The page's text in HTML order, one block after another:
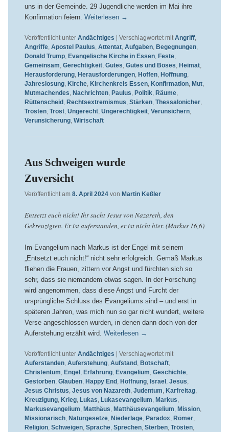
uns in der Gemeinde. 29 Jugendliche werden im Mai ihre
Konfirmation feiern. Weiterlesen →
Veröffentlicht unter Andächtiges | Verschlagwortet mit Angriff,
Angriffe, Apostel Paulus, Attentat, Aufgaben, Begegnungen,
Donald Trump, Evangelische Kirche in Essen, Feste,
Gemeinsam, Gerechtigkeit, Gutes, Gutes und Böses, Heimat,
Herausforderung, Herausforderungen, Hoffen, Hoffnung,
Jahreslosung, Kirche, Kirchenkreis Essen, Konfirmation, Mut,
Mutmachendes, Nachrichten, Paulus, Politik, Räume,
Rüttenscheid, Rechtsextremismus, Stärken, Thessalonicher,
Trösten, Trost, Ungerecht, Ungerechtigkeit, Verunsichern,
Verunsicherung, Wirtschaft
Aus Schweigen wurde
Zuversicht
Veröffentlicht am 8. April 2024 von Martin Keßler
Entsetzt euch nicht! Ihr sucht Jesus von Nazareth, den
Gekreuzigten. Er ist auferstanden, er ist nicht hier. (Markus 16,6)
Im Evangelium nach Markus ist der Engel mit seinem
„Entsetzt euch nicht!“ nicht sehr erfolgreich. Gemäß Markus
fliehen die Frauen, zittern vor Angst und fürchten sich so
sehr, dass sie niemandem etwas sagen. In der Forschung
wird angenommen, dass diese Angst und Furcht der
ursprüngliche Schluss des Evangeliums sind – und erst in
späteren Jahren, was mich nun so gar nicht wundert, weitere
Verse angeschlossen wurden, in denen dann doch von der
Auferstehung erzählt wird. Weiterlesen →
Veröffentlicht unter Andächtiges | Verschlagwortet mit
Auferstanden, Auferstehung, Aufstand, Botschaft,
Christentum Engel, Erfahrung, Evangelium Geschichte,
Gestorben, Glauben, Happy End, Hoffnung, Israel, Jesus
Jesus Christus Jesus von Nazareth, Judentum Karfreitag,
Kreuzigung, Krieg, Lukas Lukasevangelium Markus
Markusevangelium Matthäus Matthäusevangelium Mission,
Missionarisch, Naturgesetze, Niederlage, Paradox, Römer,
Religion, Schweigen, Sprache, Sprechen, Sterben, Trösten,